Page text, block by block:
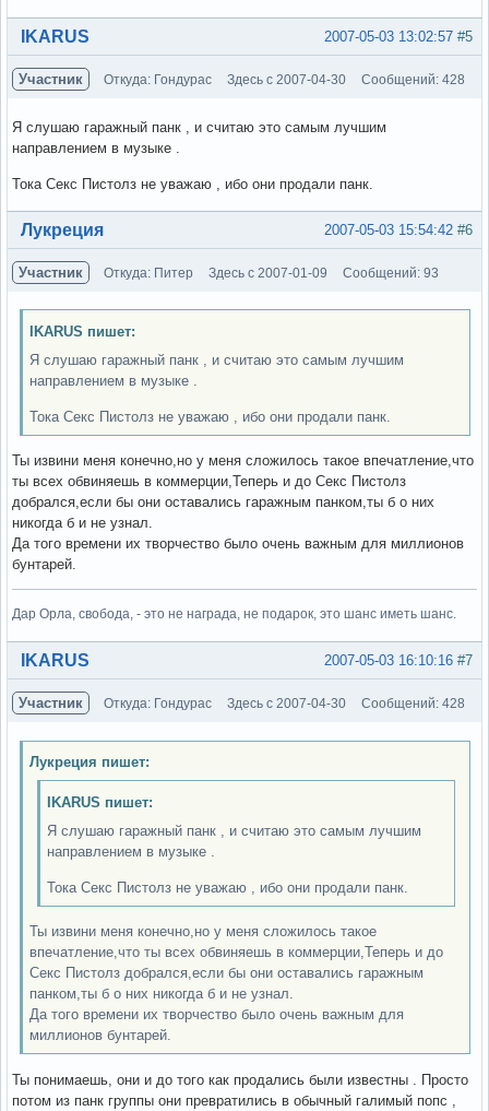
Вне форума #5
2007-05-03 13:02:57
IKARUS
Участник Откуда: Гондурас Здесь с 2007-04-30 Сообщений: 428
Я слушаю гаражный панк , и считаю это самым лучшим
направлением в музыке .
Тока Секс Пистолз не уважаю , ибо они продали панк.
Вне форума #6
2007-05-03 15:54:42
Лукреция
Участник Откуда: Питер Здесь с 2007-01-09 Сообщений: 93
IKARUS пишет:
Я слушаю гаражный панк , и считаю это самым лучшим
направлением в музыке .
Тока Секс Пистолз не уважаю , ибо они продали панк.
Ты извини меня конечно,но у меня сложилось такое впечатление,что
ты всех обвиняешь в коммерции,Теперь и до Секс Пистолз
добрался,если бы они оставались гаражным панком,ты б о них
никогда б и не узнал.
Да того времени их творчество было очень важным для миллионов
бунтарей.
Дар Орла, свобода, - это не награда, не подарок, это шанс иметь шанс.
Вне форума #7
2007-05-03 16:10:16
IKARUS
Участник Откуда: Гондурас Здесь с 2007-04-30 Сообщений: 428
Лукреция пишет:
IKARUS пишет:
Я слушаю гаражный панк , и считаю это самым лучшим
направлением в музыке .
Тока Секс Пистолз не уважаю , ибо они продали панк.
Ты извини меня конечно,но у меня сложилось такое
впечатление,что ты всех обвиняешь в коммерции,Теперь и до
Секс Пистолз добрался,если бы они оставались гаражным
панком,ты б о них никогда б и не узнал.
Да того времени их творчество было очень важным для
миллионов бунтарей.
Ты понимаешь, они и до того как продались были известны . Просто
потом из панк группы они превратились в обычный галимый попс ,